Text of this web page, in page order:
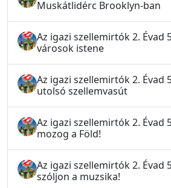
Muskátlidérc Brooklyn-ban
Az igazi szellemirtók 2. Évad
városok istene
Az igazi szellemirtók 2. Évad
utolsó szellemvasút
Az igazi szellemirtók 2. Évad
mozog a Föld!
Az igazi szellemirtók 2. Évad
szóljon a muzsika!